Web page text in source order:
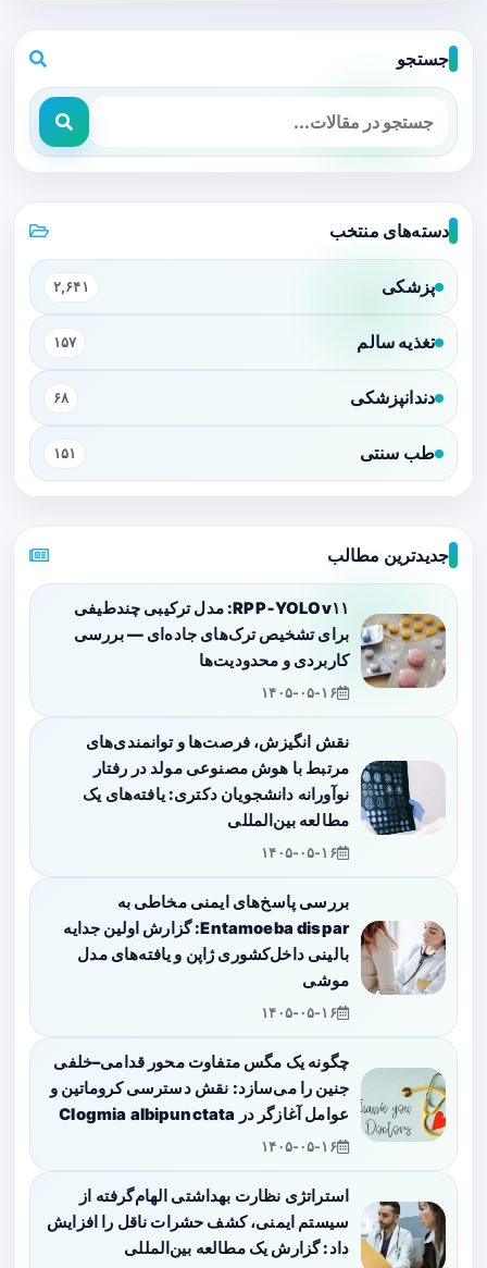
جستجو
دسته‌های منتخب
پزشکی ۲,۶۴۱
تغذیه سالم ۱۵۷
دندانپزشکی ۶۸
طب سنتی ۱۵۱
جدیدترین مطالب
RPP‑YOLOv۱۱: مدل ترکیبی چندطیفی
برای تشخیص ترک‌های جاده‌ای — بررسی
کاربردی و محدودیت‌ها
۱۴۰۵-۰۵-۱۶
نقش انگیزش، فرصت‌ها و توانمندی‌های
مرتبط با هوش مصنوعی مولد در رفتار
نوآورانه دانشجویان دکتری: یافته‌های یک
مطالعه بین‌المللی
۱۴۰۵-۰۵-۱۶
بررسی پاسخ‌های ایمنی مخاطی به
Entamoeba dispar: گزارش اولین جدایه
بالینی داخل‌کشوری ژاپن و یافته‌های مدل
موشی
۱۴۰۵-۰۵-۱۶
چگونه یک مگس متفاوت محور قدامی–خلفی
جنین را می‌سازد: نقش دسترسی کروماتین و
عوامل آغازگر در Clogmia albipunctata
۱۴۰۵-۰۵-۱۶
استراتژی نظارت بهداشتی الهام‌گرفته از
سیستم ایمنی، کشف حشرات ناقل را افزایش
داد: گزارش یک مطالعه بین‌المللی